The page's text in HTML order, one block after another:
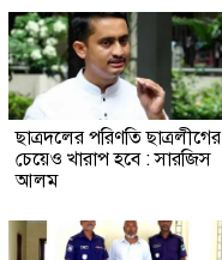
ছাত্রদলের পরিণতি ছাত্রলীগের
চেয়েও খারাপ হবে : সারজিস
আলম